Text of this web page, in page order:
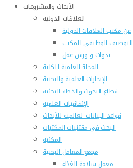
الأبحاث والمشروعات
العلاقات الدولية
عن مكتب العلاقات الدولية
التوصيف الوظيفى للمكتب
ندوات و ورش عمل
المجلة العلمية للكلية
الإنجازات العلمية والبحثية
قطاع البحوث والخطة البحثية
الإتفاقيات العلمية
قواعد البيانات العالمية للأبحاث
البحث فى مقتنيات المكتبات
المكتبة
مجمع المعامل البحثية
معمل سلامة الغذاء